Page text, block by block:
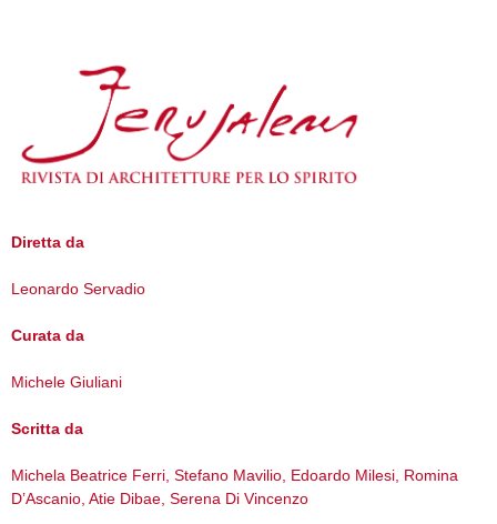
Diretta da
Leonardo Servadio
Curata da
Michele Giuliani
Scritta da
Michela Beatrice Ferri, Stefano Mavilio, Edoardo Milesi, Romina
D’Ascanio, Atie Dibae, Serena Di Vincenzo